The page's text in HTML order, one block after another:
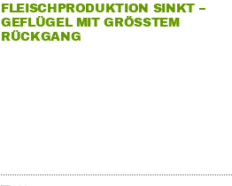
FLEISCHPRODUKTION SINKT –
GEFLÜGEL MIT GRÖSSTEM R
ÜCKGANG